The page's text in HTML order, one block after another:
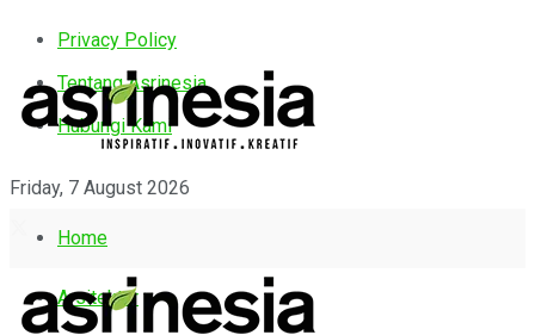
Privacy Policy
Tentang Asrinesia
Hubungi Kami
Friday, 7 August 2026
Home
Arsitektur